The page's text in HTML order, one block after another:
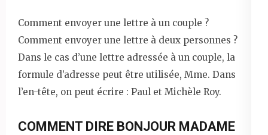
Comment envoyer une lettre à un couple ?
Comment envoyer une lettre à deux personnes ?
Dans le cas d’une lettre adressée à un couple, la
formule d’adresse peut être utilisée, Mme. Dans
l’en-tête, on peut écrire : Paul et Michèle Roy.
COMMENT DIRE BONJOUR MADAME